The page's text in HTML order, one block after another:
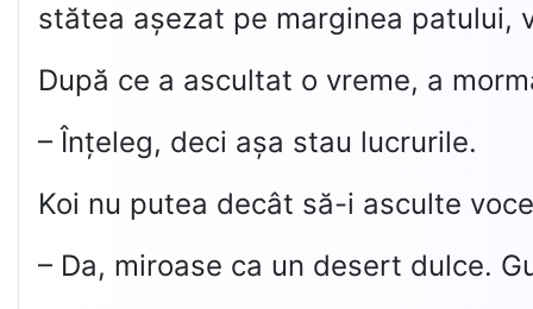
stătea așezat pe marginea patului,
După ce a ascultat o vreme, a
– Înțeleg, deci așa stau lucrurile.
Koi nu putea decât să-i asculte
– Da, miroase ca un desert dulce.